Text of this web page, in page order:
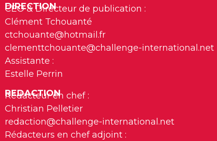
DIRECTION
CEO & Directeur de publication :
Clément Tchouanté
ctchouante@hotmail.fr
clementtchouante@challenge-international.net
Assistante :
Estelle Perrin
REDACTION
Rédacteur en chef :
Christian Pelletier
redaction@challenge-international.net
Rédacteurs en chef adjoint :